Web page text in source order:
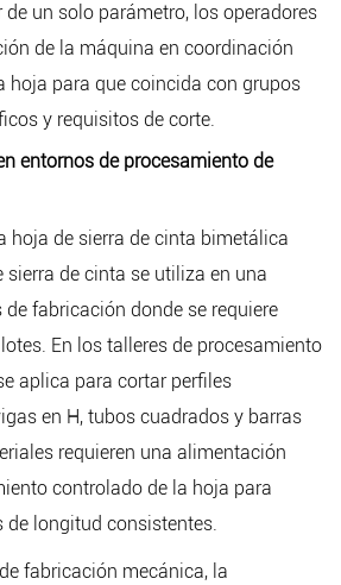
de un solo parámetro, los operadores
de la máquina en coordinación
hoja para que coincida con grupos
y requisitos de corte.
entornos de procesamiento de
hoja de sierra de cinta bimetálica
sierra de cinta se utiliza en una
fabricación donde se requiere
En los talleres de procesamiento
aplica para cortar perfiles
en H, tubos cuadrados y barras
requieren una alimentación
controlado de la hoja para
de longitud consistentes.
fabricación mecánica, la